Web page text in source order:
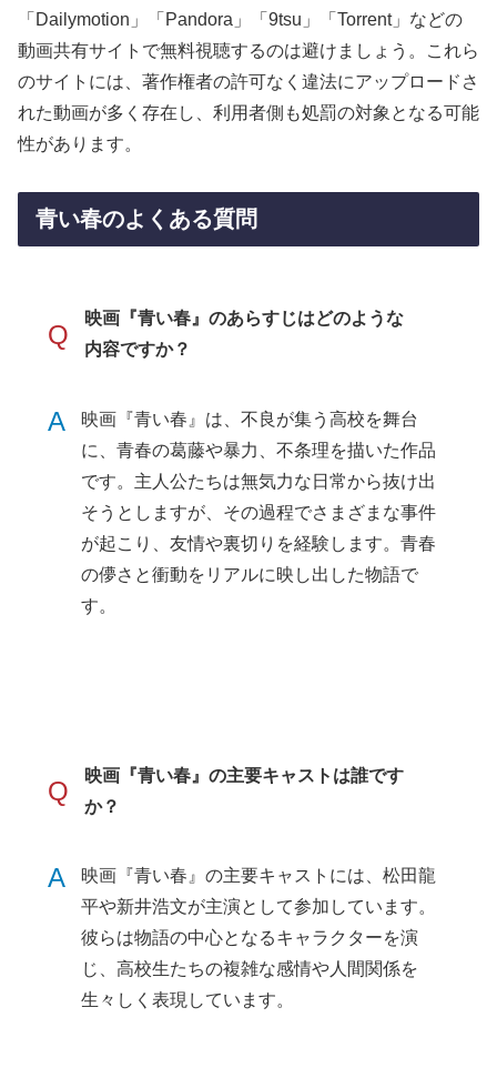
「Dailymotion」「Pandora」「9tsu」「Torrent」などの
動画共有サイトで無料視聴するのは避けましょう。これら
のサイトには、著作権者の許可なく違法にアップロードさ
れた動画が多く存在し、利用者側も処罰の対象となる可能
性があります。
青い春のよくある質問
Q
映画『青い春』のあらすじはどのような
内容ですか？
A
映画『青い春』は、不良が集う高校を舞台
に、青春の葛藤や暴力、不条理を描いた作品
です。主人公たちは無気力な日常から抜け出
そうとしますが、その過程でさまざまな事件
が起こり、友情や裏切りを経験します。青春
の儚さと衝動をリアルに映し出した物語で
す。
Q
映画『青い春』の主要キャストは誰です
か？
A
映画『青い春』の主要キャストには、松田龍
平や新井浩文が主演として参加しています。
彼らは物語の中心となるキャラクターを演
じ、高校生たちの複雑な感情や人間関係を
生々しく表現しています。